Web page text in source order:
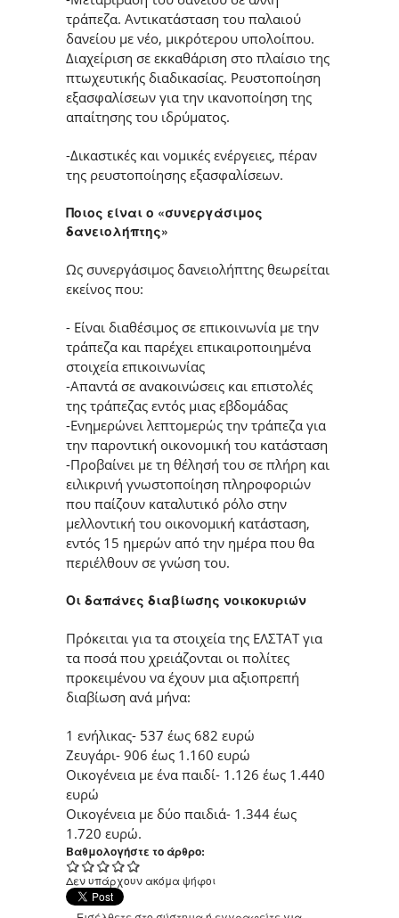
τράπεζα. Αντικατάσταση του παλαιού
δανείου με νέο, μικρότερου υπολοίπου.
Διαχείριση σε εκκαθάριση στο πλαίσιο της
πτωχευτικής διαδικασίας. Ρευστοποίηση
εξασφαλίσεων για την ικανοποίηση της
απαίτησης του ιδρύματος.
-Δικαστικές και νομικές ενέργειες, πέραν
της ρευστοποίησης εξασφαλίσεων.
Ποιος είναι ο «συνεργάσιμος
δανειολήπτης»
Ως συνεργάσιμος δανειολήπτης θεωρείται
εκείνος που:
- Είναι διαθέσιμος σε επικοινωνία με την
τράπεζα και παρέχει επικαιροποιημένα
στοιχεία επικοινωνίας
-Απαντά σε ανακοινώσεις και επιστολές
της τράπεζας εντός μιας εβδομάδας
-Ενημερώνει λεπτομερώς την τράπεζα για
την παροντική οικονομική του κατάσταση
-Προβαίνει με τη θέλησή του σε πλήρη και
ειλικρινή γνωστοποίηση πληροφοριών
που παίζουν καταλυτικό ρόλο στην
μελλοντική του οικονομική κατάσταση,
εντός 15 ημερών από την ημέρα που θα
περιέλθουν σε γνώση του.
Οι δαπάνες διαβίωσης νοικοκυριών
Πρόκειται για τα στοιχεία της ΕΛΣΤΑΤ για
τα ποσά που χρειάζονται οι πολίτες
προκειμένου να έχουν μια αξιοπρεπή
διαβίωση ανά μήνα:
1 ενήλικας- 537 έως 682 ευρώ
Ζευγάρι- 906 έως 1.160 ευρώ
Οικογένεια με ένα παιδί- 1.126 έως 1.440
ευρώ
Οικογένεια με δύο παιδιά- 1.344 έως
1.720 ευρώ.
Βαθμολογήστε το άρθρο:
Δεν υπάρχουν ακόμα ψήφοι